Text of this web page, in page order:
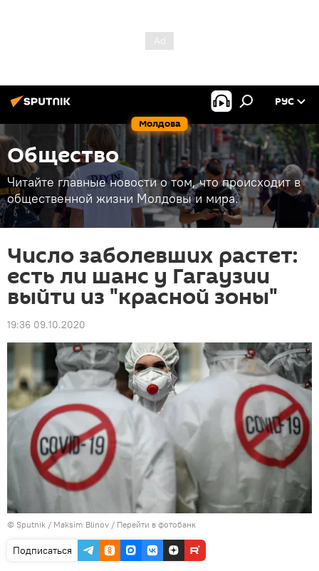
Молдова
РУС
Общество
Читайте главные новости о том, что происходит в
общественной жизни Молдовы и мира.
Число заболевших растет:
есть ли шанс у Гагаузии
выйти из "красной зоны"
19:36 09.10.2020
© Sputnik / Maksim Blinov / Перейти в фотобанк
Подписаться